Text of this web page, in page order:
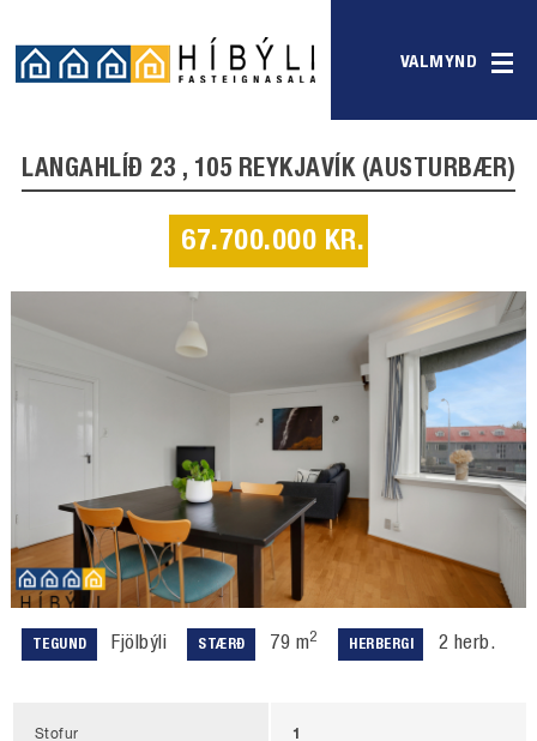
VALMYND
LANGAHLÍÐ 23 , 105 REYKJAVÍK (AUSTURBÆR)
67.700.000 KR.
TEGUND Fjölbýli STÆRÐ 79 m2 HERBERGI 2 herb.
Stofur 1